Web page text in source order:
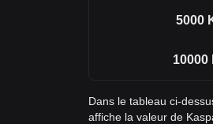
5000
10000
Dans le tableau ci-
affiche la valeur de